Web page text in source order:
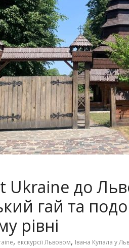
Ukraine до
гай та
рівні
, екскурсії Львовом, Івана Купала у